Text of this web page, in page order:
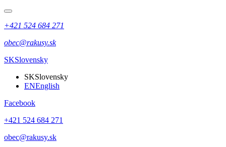
+421 524 684 271
obec@rakusy.sk
SKSlovensky
SKSlovensky
ENEnglish
Facebook
+421 524 684 271
obec@rakusy.sk